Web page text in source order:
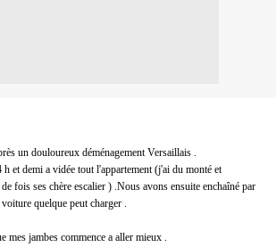
un douloureux déménagementVersaillais .
et demi a vidée tout l'appartement (j'ai du monté et
fois ses chère escalier ) .Nous avons ensuite enchaîné par
voiture quelque peut charger .
mes jambes commence a aller mieux .